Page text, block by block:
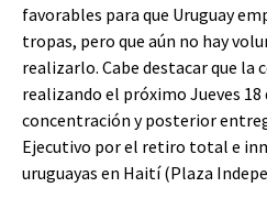
favorables para que Uruguay
tropas, pero que aún no hay
realizarlo. Cabe destacar que la
realizando el próximo Jueves 18
concentración y posterior
Ejecutivo por el retiro total e
uruguayas en Haití (Plaza